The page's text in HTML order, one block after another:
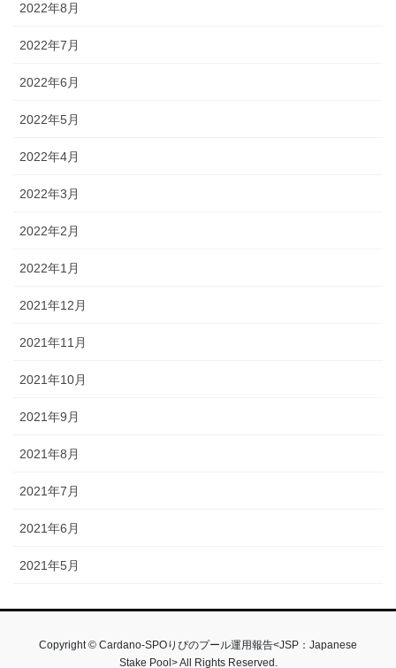
2022年8月
2022年7月
2022年6月
2022年5月
2022年4月
2022年3月
2022年2月
2022年1月
2021年12月
2021年11月
2021年10月
2021年9月
2021年8月
2021年7月
2021年6月
2021年5月
Copyright © Cardano-SPOりぴのプール運用報告<JSP：Japanese
Stake Pool> All Rights Reserved.